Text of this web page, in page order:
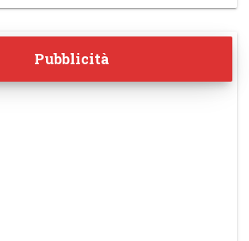
Pubblicità